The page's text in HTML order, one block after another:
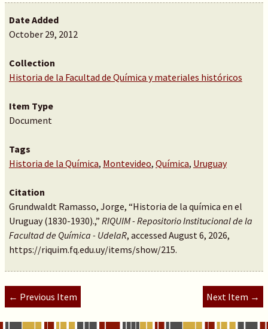
Date Added
October 29, 2012
Collection
Historia de la Facultad de Química y materiales históricos
Item Type
Document
Tags
Historia de la Química, Montevideo, Química, Uruguay
Citation
Grundwaldt Ramasso, Jorge, “Historia de la química en el
Uruguay (1830-1930).,” RIQUIM - Repositorio Institucional de la
Facultad de Química - UdelaR, accessed August 6, 2026,
https://riquim.fq.edu.uy/items/show/215.
← Previous Item Next Item →